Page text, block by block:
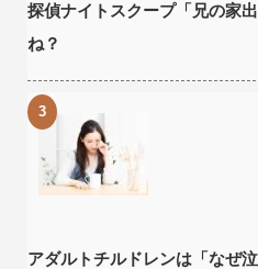
探偵ナイトスクープ「兄の家
ね？
アダルトチルドレンは「なぜ